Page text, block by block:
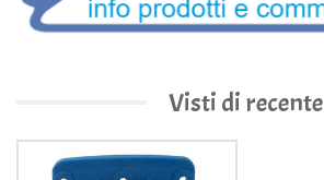
Visti di recente